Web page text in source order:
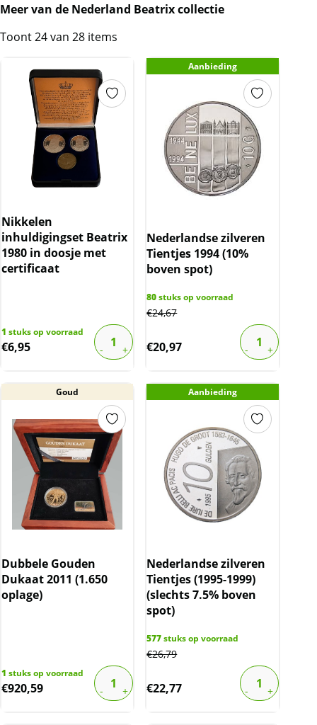
Meer van de Nederland Beatrix collectie
Toont 24 van 28 items
Nikkelen
inhuldigingset Beatrix
1980 in doosje met
certificaat
1 stuks op voorraad
€6,95
Aanbieding
Nederlandse zilveren
Tientjes 1994 (10%
boven spot)
80stuks op voorraad
€24,67
€20,97
Goud
Dubbele Gouden
Dukaat 2011 (1.650
oplage)
1 stuks op voorraad
€920,59
Aanbieding
Nederlandse zilveren
Tientjes (1995-1999)
(slechts 7.5% boven
spot)
577stuks op voorraad
€26,79
€22,77